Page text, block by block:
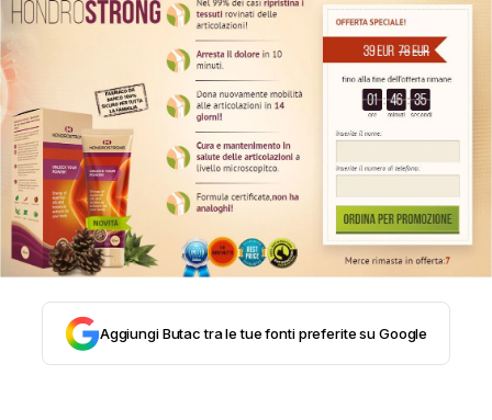
STORIA E CITAZIONI
INTRATTENIMENTO
COMPLOTTI, LEGGENDE URBANE ED
EVERGREEN
EDITORIALIAggiungi Butac tra le tue fonti preferite su Google